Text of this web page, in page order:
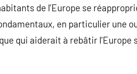
de l’Europe se
en particulier une
qui aiderait à rebâtir l’Europe